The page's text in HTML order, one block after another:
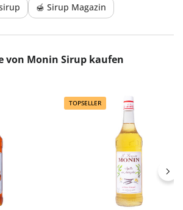
🍯 Sirup Magazin
von Monin Sirup kaufen
TOPSELLER